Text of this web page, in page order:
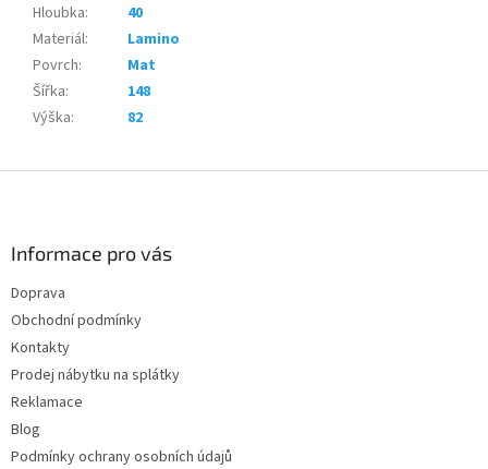
Hloubka:
40
Materiál:
Lamino
Povrch:
Mat
Šířka:
148
Výška: 82
Informace pro vás
Doprava
Obchodní podmínky
Kontakty
Prodej nábytku na splátky
Reklamace
Blog
Podmínky ochrany osobních údajů